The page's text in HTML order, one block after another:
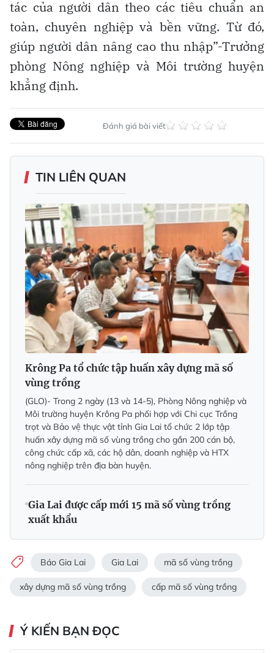
tác của người dân theo các tiêu chuẩn an
toàn, chuyên nghiệp và bền vững. Từ đó,
giúp người dân nâng cao thu nhập”-Trưởng
phòng Nông nghiệp và Môi trường huyện
khẳng định.
Đánh giá bài viết
TIN LIÊN QUAN
Krông Pa tổ chức tập huấn xây dựng mã số
vùng trồng
(GLO)- Trong 2 ngày (13 và 14-5), Phòng Nông nghiệp và
Môi trường huyện Krông Pa phối hợp với Chi cục Trồng
trọt và Bảo vệ thực vật tỉnh Gia Lai tổ chức 2 lớp tập
huấn xây dựng mã số vùng trồng cho gần 200 cán bộ,
công chức cấp xã, các hộ dân, doanh nghiệp và HTX
nông nghiệp trên địa bàn huyện.
Gia Lai được cấp mới 15 mã số vùng trồng
xuất khẩu
Báo Gia Lai Gia Lai mã số vùng trồng
xây dựng mã số vùng trồng cấp mã số vùng trồng
Ý KIẾN BẠN ĐỌC